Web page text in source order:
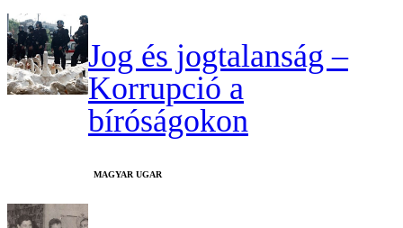
Jog és jogtalanság –
Korrupció a
bíróságokon
MAGYAR UGAR